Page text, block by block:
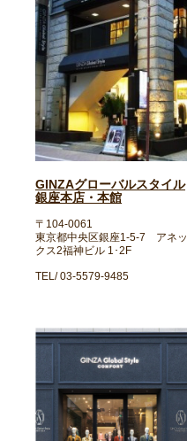
GINZAグローバルスタイル
銀座本店・本館
〒104-0061
東京都中央区銀座1-5-7 アネッ
クス2福神ビル 1･2F
TEL/ 03-5579-9485